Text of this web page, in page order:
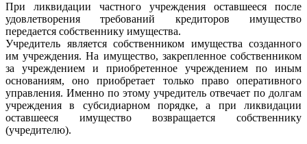
При ликвидации частного учреждения оставшееся после
удовлетворения требований кредиторов имущество
передается собственнику имущества.
Учредитель является собственником имущества созданного
им учреждения. На имущество, закрепленное собственником
за учреждением и приобретенное учреждением по иным
основаниям, оно приобретает только право оперативного
управления. Именно по этому учредитель отвечает по долгам
учреждения в субсидиарном порядке, а при ликвидации
оставшееся имущество возвращается собственнику
(учредителю).